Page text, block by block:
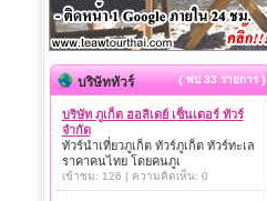
บริษัททัวร์ { พบ 33 รายการ }
บริษัท ภูเก็ต ฮอลิเดย์ เซ็นเตอร์ ทัวร์
จำกัด
ทัวร์นำเที่ยวภูเก็ต ทัวร์ภูเก็ต ทัวร์ทะเล
ราคาคนไทย โดยคนภูเ
เข้าชม: 126 | ความคิดเห็น: 0